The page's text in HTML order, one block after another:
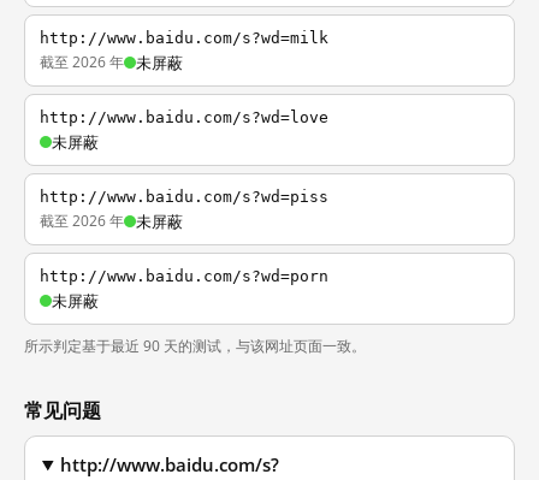
http://www.baidu.com/s?wd=milk
截至 2026 年 未屏蔽
http://www.baidu.com/s?wd=love
未屏蔽
http://www.baidu.com/s?wd=piss
截至 2026 年 未屏蔽
http://www.baidu.com/s?wd=porn
未屏蔽
所示判定基于最近 90 天的测试，与该网址页面一致。
常见问题
http://www.baidu.com/s?